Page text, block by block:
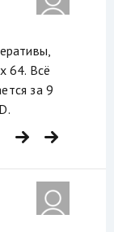
64. Всё
за 9